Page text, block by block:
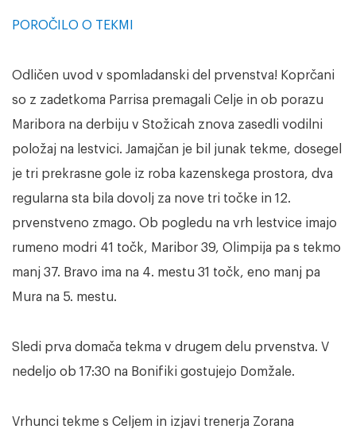
POROČILO O TEKMI
Odličen uvod v spomladanski del prvenstva! Koprčani
so z zadetkoma Parrisa premagali Celje in ob porazu
Maribora na derbiju v Stožicah znova zasedli vodilni
položaj na lestvici. Jamajčan je bil junak tekme, dosegel
je tri prekrasne gole iz roba kazenskega prostora, dva
regularna sta bila dovolj za nove tri točke in 12.
prvenstveno zmago. Ob pogledu na vrh lestvice imajo
rumeno modri 41 točk, Maribor 39, Olimpija pa s tekmo
manj 37. Bravo ima na 4. mestu 31 točk, eno manj pa
Mura na 5. mestu.
Sledi prva domača tekma v drugem delu prvenstva. V
nedeljo ob 17:30 na Bonifiki gostujejo Domžale.
Vrhunci tekme s Celjem in izjavi trenerja Zorana